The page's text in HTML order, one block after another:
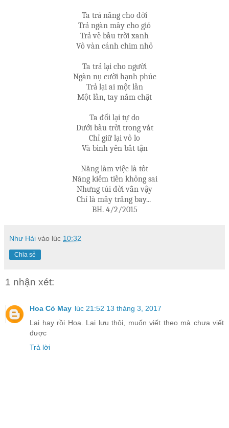
Ta trả nắng cho đời
Trả ngàn mây cho gió
Trả về bầu trời xanh
Vô vàn cánh chim nhỏ
Ta trả lại cho người
Ngàn nụ cười hạnh phúc
Trả lại ai một lần
Một lần, tay nắm chặt
Ta đổi lại tự do
Dưới bầu trời trong vắt
Chỉ giữ lại vô lo
Và bình yên bất tận
Năng làm việc là tốt
Năng kiếm tiền không sai
Nhưng túi đời vẫn vậy
Chỉ là mây trắng bay...
BH. 4/2/2015
Như Hải vào lúc 10:32
Chia sẻ
1 nhận xét:
Hoa Cỏ May lúc 21:52 13 tháng 3, 2017
Lại hay rồi Hoa. Lại lưu thôi, muốn viết theo mà chưa viết
được
Trả lời